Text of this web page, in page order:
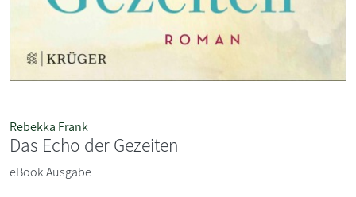
Rebekka Frank
Das Echo der Gezeiten
eBook Ausgabe